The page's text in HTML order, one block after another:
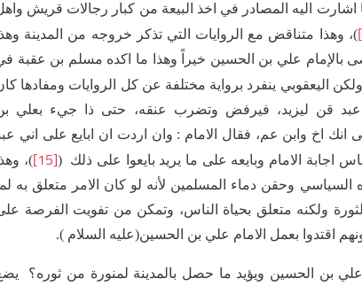
اليه المصادر في اخذ البيعة من كبار رجالات قريش
)، وهذا متناقض مع الروايات التي تذكر خروجه من المدينة وهذا
بالإمام علي بن الحسين خيراً وهذا ما اكده مسلم بن عقبة
اليعقوبي ينفرد برواية مختلفة عن كل الروايات ومفادها
عبد قن ليزيد، فيرفض وتضرب عنقه، حتى ذا جيء بعلي
انك اخ وابن عم، فقال الامام : وان اردت ان ابايع على اني
الامام وبايعه على ما يريد بايعوا على ذلك ([15])، وهذا
وحقن دماء المسلمين لأنه لو كان الامر متعلق به
ولكنه متعلق بحياة الناس، وتمكن من تفويت الفرصة
اقتدوا بعمل الامام علي بن الحسين(عليه السلام ).
بن الحسين ويؤيد ما حصل بالمدينة لمنورة من ثوره؟